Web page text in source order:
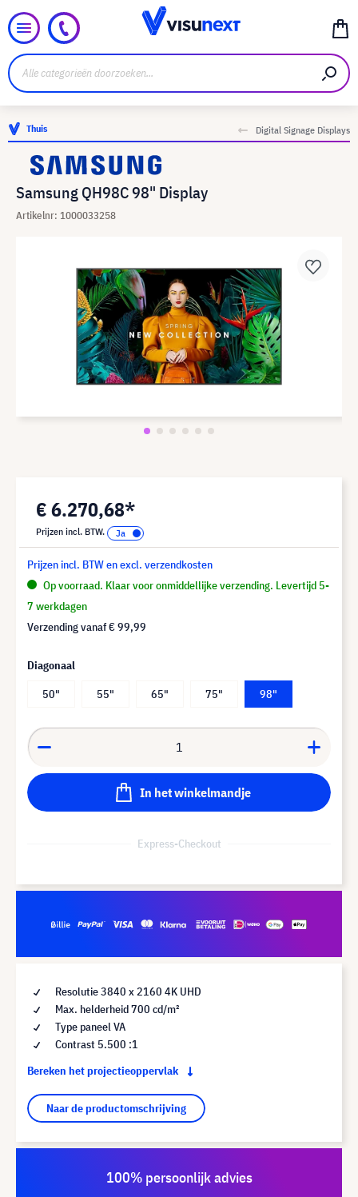
Thuis Digital Signage Displays
Samsung QH98C 98" Display
Artikelnr: 1000033258
€ 6.270,68*
Prijzen incl. BTW.
Prijzen incl. BTW en excl. verzendkosten
Op voorraad. Klaar voor onmiddellijke verzending. Levertijd 5-
7 werkdagen
Verzending vanaf€ 99,99
Diagonaal
50"
55" 65" 75" 98"
In het winkelmandje
Express-Checkout
Resolutie 3840 x 2160 4K UHD
Max. helderheid 700 cd/m²
Type paneel VA
Contrast 5.500 :1
Bereken het projectieoppervlak
Naar de productomschrijving
100% persoonlijk advies